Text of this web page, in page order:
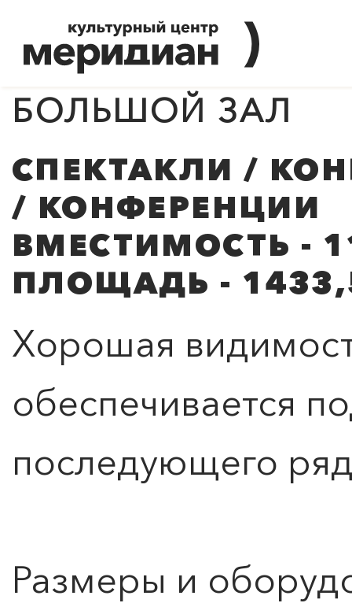
БОЛЬШОЙ ЗАЛ
СПЕКТАКЛИ /
/ КОНФЕРЕНЦИИ
ВМЕСТИМОСТЬ -
ПЛОЩАДЬ -
Хорошая
обеспечивается
последующего
Размеры и